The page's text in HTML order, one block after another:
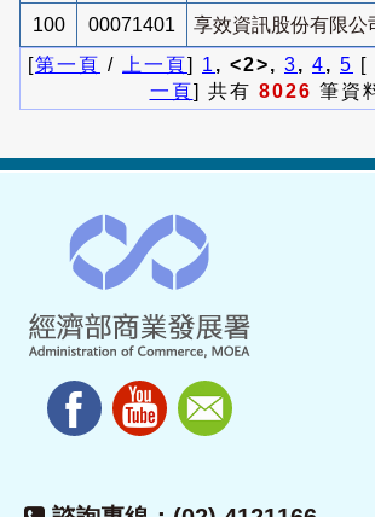
100 00071401
享效資訊股份有限公
[第一頁 / 上一頁] 1 , <2>, 3, 4, 5 [
一頁] 共有 8026 筆資